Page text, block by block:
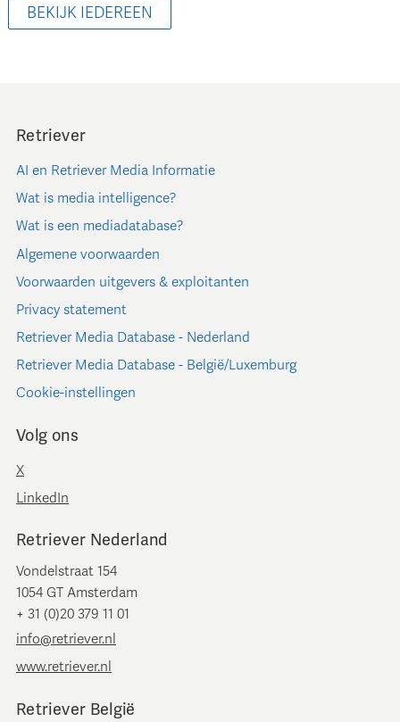
BEKIJK IEDEREEN
Retriever
AI en Retriever Media Informatie
Wat is media intelligence?
Wat is een mediadatabase?
Algemene voorwaarden
Voorwaarden uitgevers & exploitanten
Privacy statement
Retriever Media Database - Nederland
Retriever Media Database - België/Luxemburg
Cookie-instellingen
Volg ons
X
LinkedIn
Retriever Nederland
Vondelstraat 154
1054 GT Amsterdam
+ 31 (0)20 379 11 01
info@retriever.nl
www.retriever.nl
Retriever België